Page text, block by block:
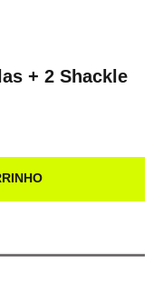
+ 2 Shackle